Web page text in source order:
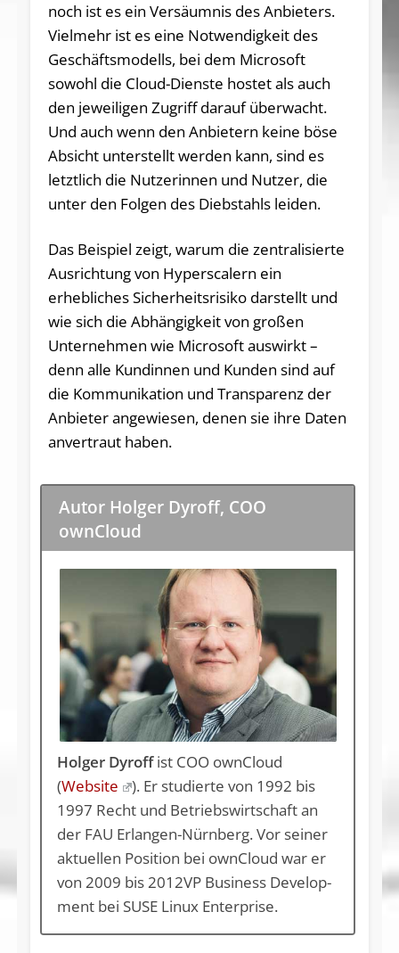
noch ist es ein Versäumnis des Anbieters.
Vielmehr ist es eine Notwendigkeit des
Geschäftsmodells, bei dem Microsoft
sowohl die Cloud-Dienste hostet als auch
den jeweiligen Zugriff darauf überwacht.
Und auch wenn den Anbietern keine böse
Absicht unterstellt werden kann, sind es
letztlich die Nutzerinnen und Nutzer, die
unter den Folgen des Diebstahls leiden.
Das Beispiel zeigt, warum die zentralisierte
Ausrichtung von Hyperscalern ein
erhebliches Sicherheitsrisiko darstellt und
wie sich die Abhängigkeit von großen
Unternehmen wie Microsoft auswirkt –
denn alle Kundinnen und Kunden sind auf
die Kommunikation und Transparenz der
Anbieter angewiesen, denen sie ihre Daten
anvertraut haben.
Autor Holger Dyroff, COO
ownCloud
Holger Dyroffist COO ownCloud
(Website
). Er studierte von 1992 bis
1997 Recht und Betriebswirtschaft an
der FAU Erlangen-Nürnberg. Vor seiner
aktuellen Position bei ownCloud war er
von 2009 bis 2012VP Busi­ness De­ve­lop­
ment bei SUSE Li­nux En­t­er­pri­se.